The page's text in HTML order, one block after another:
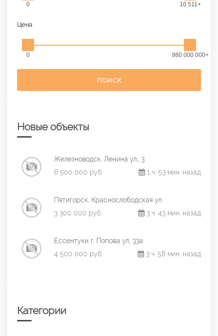
0 10 511+
Цена
0 980 000 000+
ПОИСК
Новые объекты
Железноводск, Ленина ул., 3
6 500 000 руб.
1 ч. 53 мин. назад
Пятигорск, Краснослободская ул.
3 300 000 руб.
3 ч. 43 мин. назад
Ессентуки г, Попова ул, 33а
4 500 000 руб.
3 ч. 58 мин. назад
Категории